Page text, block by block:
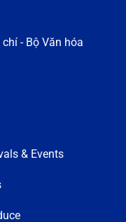
- Bộ Văn hóa
& Events